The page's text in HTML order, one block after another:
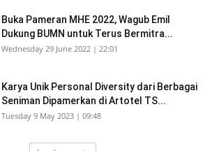
Buka Pameran MHE 2022, Wagub Emil
Dukung BUMN untuk Terus Bermitra...
Wednesday 29 June 2022 | 22:01
Karya Unik Personal Diversity dari Berbagai
Seniman Dipamerkan di Artotel TS...
Tuesday 9 May 2023 | 09:48